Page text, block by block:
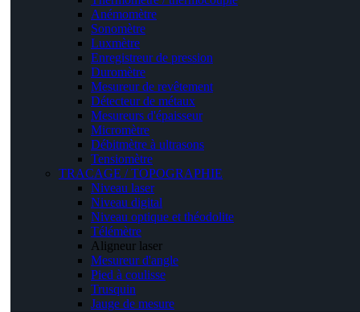
Anémomètre
Sonomètre
Luxmètre
Enregistreur de pression
Duromètre
Mesureur de revêtement
Détecteur de métaux
Mesureurs d'épaisseur
Micromètre
Débitmètre à ultrasons
Tensiomètre
TRACAGE / TOPOGRAPHIE
Niveau laser
Niveau digital
Niveau optique et théodolite
Télémètre
Aligneur laser
Mesureur d'angle
Pied à coulisse
Trusquin
Jauge de mesure